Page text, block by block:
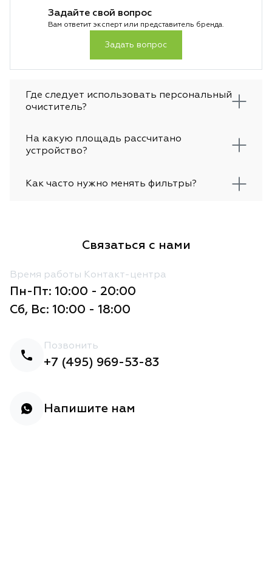
Задайте свой вопрос
Вам ответит эксперт или представитель бренда.
Задать вопрос
Где следует использовать персональный
очиститель?
На какую площадь рассчитано
устройство?
Как часто нужно менять фильтры?
Связаться с нами
Время работы Контакт-центра
Пн-Пт: 10:00 - 20:00
Сб, Вс: 10:00 - 18:00
Позвонить
+7 (495) 969-53-83
Напишите нам